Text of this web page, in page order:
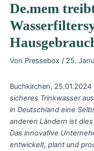
De.mem
Von Pressebox / 25.
Buchkirchen, 25.01.2024
sicheres Trinkwasser
in Deutschland eine
anderen Ländern ist
Das innovative
entwickelt, plant und